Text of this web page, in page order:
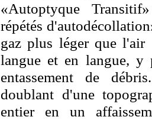
«Autoptyque
répétés
gaz plus léger que l'air
langue et en langue,
entassement de
doublant d'une
entier en un